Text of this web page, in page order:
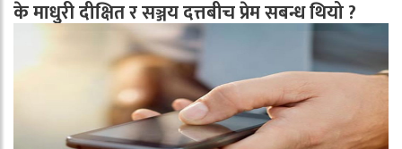
के माधुरी दीक्षित र सञ्जय दत्तबीच प्रेम सबन्ध थियो ?